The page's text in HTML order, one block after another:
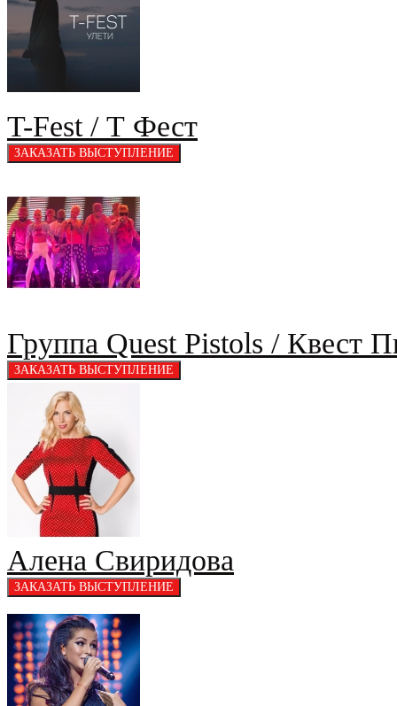
T-Fest / Т Фест
Группа Quest Pistols / Квест
Алена Свиридова